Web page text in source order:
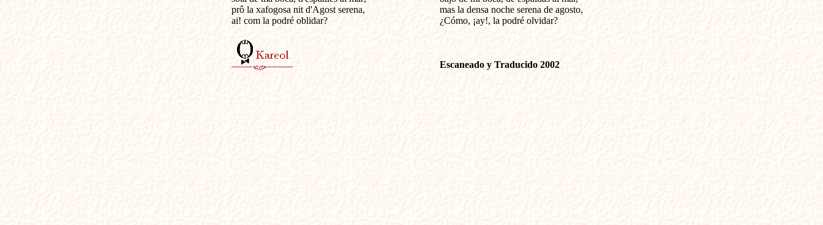
prô la xafogosa nit d'Agost serena,
ai! com la podré oblidar?
mas la densa noche serena de agosto,
¿Cómo, ¡ay!, la podré olvidar?
Escaneado y Traducido 2002